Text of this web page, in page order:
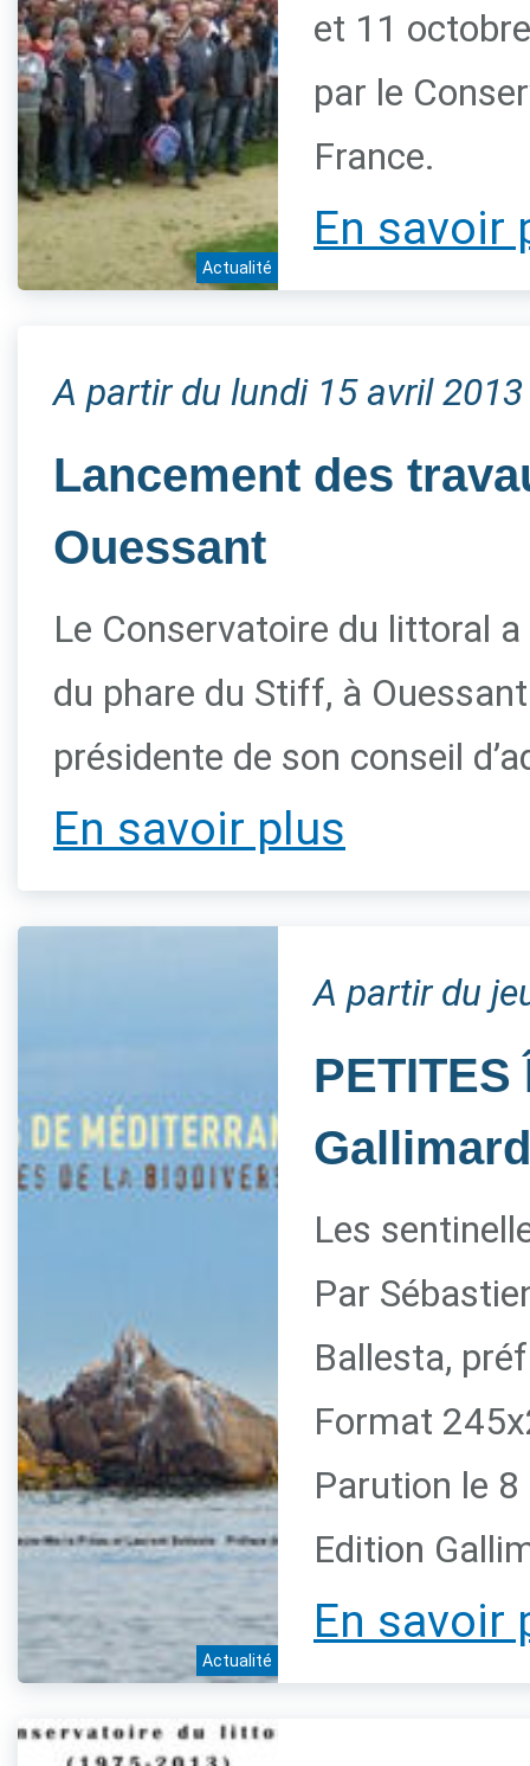
Actualité
et 11
par le
France.
En savoir
A partir du lundi 15 avril 2013
Lancement des
Ouessant
Le Conservatoire du littoral
du phare du Stiff, à
présidente de son conseil
En savoir plus
Actualité
A partir du
Gallimard
Les
Par
Ballesta,
Format
Parution le
Edition
En savoir